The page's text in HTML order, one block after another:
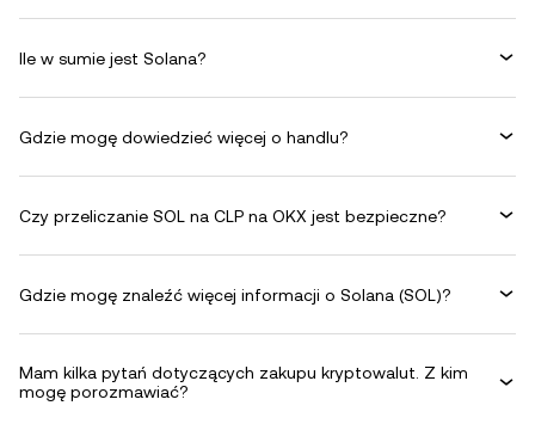
Ile w sumie jest Solana?
Gdzie mogę dowiedzieć więcej o handlu?
Czy przeliczanie SOL na CLP na OKX jest bezpieczne?
Gdzie mogę znaleźć więcej informacji o Solana (SOL)?
Mam kilka pytań dotyczących zakupu kryptowalut. Z kim
mogę porozmawiać?